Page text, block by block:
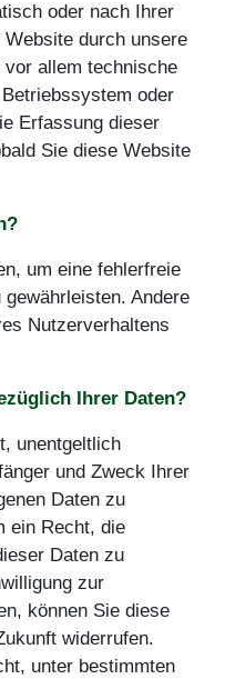
oder nach Ihrer
durch unsere
allem technische
oder
Erfassung dieser
Sie diese Website
um eine fehlerfreie
Andere
Nutzerverhaltens
Ihrer Daten?
unentgeltlich
und Zweck Ihrer
Daten zu
ein Recht, die
Daten zu
zur
können Sie diese
widerrufen.
unter bestimmten